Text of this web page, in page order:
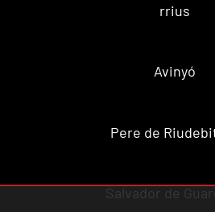
rrius
Avinyó
Pere de
Salvador de